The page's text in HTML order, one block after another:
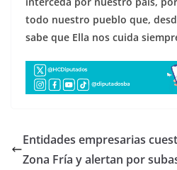
todo nuestro pueblo que,
sabe que Ella nos cuida
Entidades empresarias
Zona Fría y alertan por